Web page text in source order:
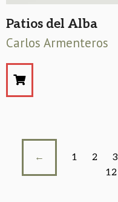
Patios del Alba
Carlos Armenteros
← 1 2 3
12